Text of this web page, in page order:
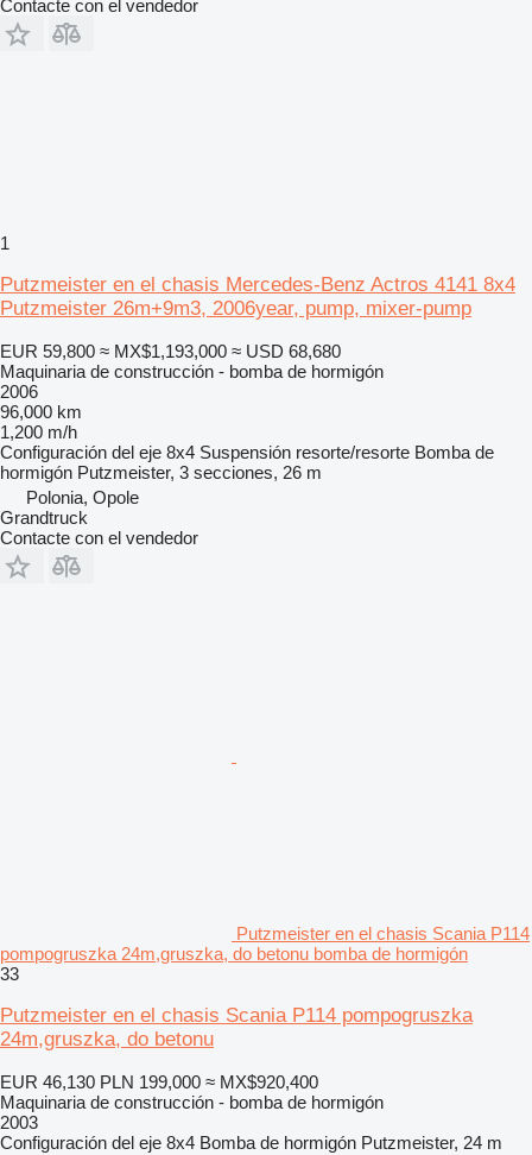
Contacte con el vendedor
1
Putzmeister en el chasis Mercedes-Benz Actros 4141 8x4
Putzmeister 26m+9m3, 2006year, pump, mixer-pump
EUR 59,800 ≈ MX$1,193,000 ≈ USD 68,680
Maquinaria de construcción - bomba de hormigón
2006
96,000 km
1,200 m/h
Configuración del eje 8x4 Suspensión resorte/resorte Bomba de
hormigón Putzmeister, 3 secciones, 26 m
Polonia, Opole
Grandtruck
Contacte con el vendedor
Putzmeister en el chasis Scania P114
pompogruszka 24m,gruszka, do betonu bomba de hormigón
33
Putzmeister en el chasis Scania P114 pompogruszka
24m,gruszka, do betonu
EUR 46,130 PLN 199,000 ≈ MX$920,400
Maquinaria de construcción - bomba de hormigón
2003
Configuración del eje 8x4 Bomba de hormigón Putzmeister, 24 m